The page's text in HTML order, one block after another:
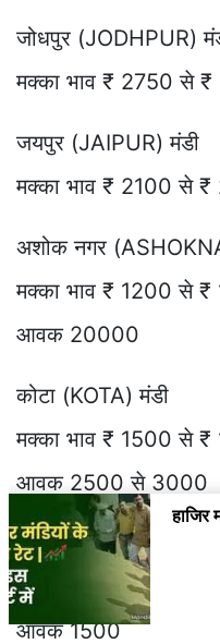
जोधपुर (JODHPUR)
मक्का भाव ₹ 2750 से
जयपुर (JAIPUR) मंडी
मक्का भाव ₹ 2100 से
अशोक नगर
मक्का भाव ₹ 1200 से ₹
आवक 20000
कोटा (KOTA) मंडी
मक्का भाव ₹ 1500 से ₹
आवक 2500 से 3000
पिपरिया (PIPRIYA) मंडी
मक्का भाव ₹ 1300 से ₹
आवक 1500